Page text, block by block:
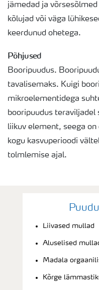
jämedad ja
kõlujad või väga
keerdunud ohetega.
Põhjused
Booripuudus.
tavalisemaks. Kuigi
mikroelementidega
booripuudus teraviljadel
liikuv element, seega
kogu kasvuperioodi
tolmlemise ajal.
Liivased mullad
Aluselised
Madala
Kõrge